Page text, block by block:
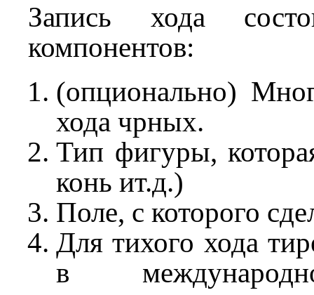
Запись хода
компонентов:
(опционально)
хода чрных.
Тип фигуры,
конь ит.д.)
Поле, с которого
Для тихого хода
в